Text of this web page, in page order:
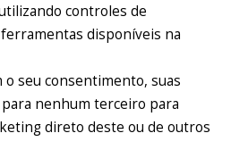
controles de
disponíveis na
o seu consentimento, suas
nenhum terceiro para
direto deste ou de outros